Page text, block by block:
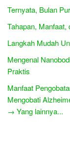
Ternyata, Bulan
Tahapan,
Langkah Mudah
Mengenal
Praktis
Manfaat
Mengobati
→ Yang lainnya...